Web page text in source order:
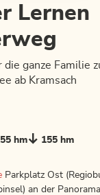
Lernen
die ganze Familie
ab Kramsach
hm 155 hm
Parkplatz Ost
an der